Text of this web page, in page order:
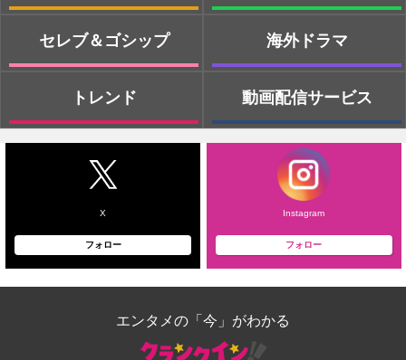
セレブ＆ゴシップ
トレンド
海外ドラマ
動画配信サービス
X
フォロー
Instagram
フォロー
エンタメの「今」がわかる